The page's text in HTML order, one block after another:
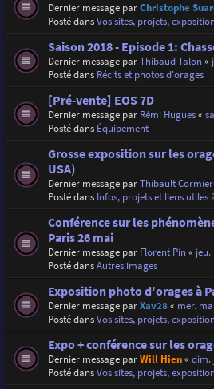
Dernier message parChristophe
Posté dansVos sites, projets,
Saison 2018 - Episode 1:
Dernier message parThibaud Talon«
Posté dans Récits et photos d'orages
[Pré-vente] EOS 7D
Dernier message par Rémi Hugues«
Posté dans Équipement
Grosse exposition sur les
USA)
Dernier message parThibault Cormier
Posté dans Infos, projets et liens
Conférence sur les
Paris 26 mai
Dernier message par Florent Pin« jeu.
Posté dansAutres images
Exposition photo d'orages à
Dernier message parXav28« mer.
Posté dansVos sites, projets,
Expo + conférence sur les
Dernier message parWill Hien« dim.
Posté dansVos sites, projets,